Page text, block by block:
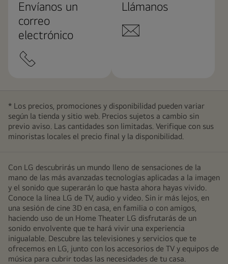
Envíanos un
correo
electrónico
Llámanos
* Los precios, promociones y disponibilidad pueden variar
según la tienda y sitio web. Precios sujetos a cambio sin
previo aviso. Las cantidades son limitadas. Verifique con sus
minoristas locales el precio final y la disponibilidad.
Con LG descubrirás un mundo lleno de sensaciones de la
mano de las más avanzadas tecnologías aplicadas a la imagen
y el sonido que superarán lo que hasta ahora hayas vivido.
Conoce la línea LG de TV, audio y video. Sin ir más lejos, en
una sesión de cine 3D en casa, en familia o con amigos,
haciendo uso de un Home Theater LG disfrutarás de un
sonido envolvente que te hará vivir una experiencia
inigualable. Descubre las televisiones y servicios que te
ofrecemos en LG, junto con los accesorios de TV y equipos de
música para cubrir todas las necesidades de tu casa.